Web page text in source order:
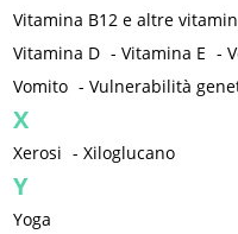
Vitamina B12 e altre
Vitamina D -Vitamina E -
Vomito -Vulnerabilità
X
Xerosi -Xiloglucano
Y
Yoga